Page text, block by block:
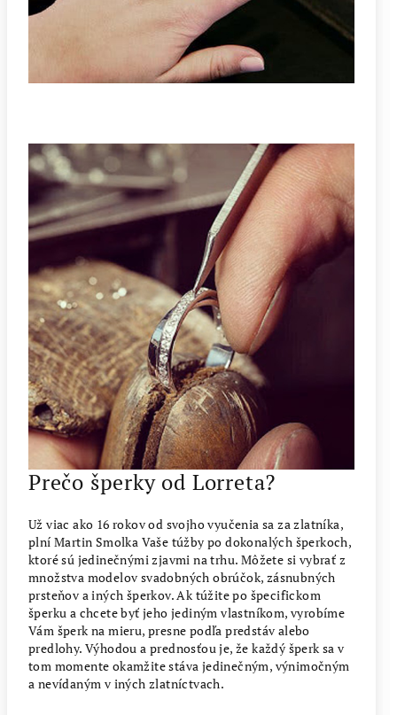
Prečo šperky od Lorreta?
Už viac ako 16 rokov od svojho vyučenia sa za zlatníka,
plní Martin Smolka Vaše túžby po dokonalých šperkoch,
ktoré sú jedinečnými zjavmi na trhu. Môžete si vybrať z
množstva modelov svadobných obrúčok, zásnubných
prsteňov a iných šperkov. Ak túžite po špecifickom
šperku a chcete byť jeho jediným vlastníkom, vyrobíme
Vám šperk na mieru, presne podľa predstáv alebo
predlohy. Výhodou a prednosťou je, že každý šperk sa v
tom momente okamžite stáva jedinečným, výnimočným
a nevídaným v iných zlatníctvach.